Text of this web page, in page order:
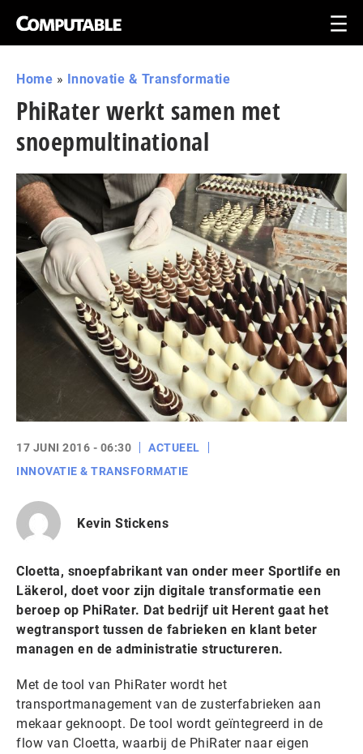
Home » Innovatie & Transformatie
PhiRater werkt samen met
snoepmultinational
17 JUNI 2016 - 06:30
ACTUEEL
INNOVATIE & TRANSFORMATIE
Kevin Stickens
Cloetta, snoepfabrikant van onder meer Sportlife en
Läkerol, doet voor zijn digitale transformatie een
beroep op PhiRater. Dat bedrijf uit Herent gaat het
wegtransport tussen de fabrieken en klant beter
managen en de administratie structureren.
Met de tool van PhiRater wordt het
transportmanagement van de zusterfabrieken aan
mekaar geknoopt. De tool wordt geïntegreerd in de
flow van Cloetta, waarbij de PhiRater naar eigen